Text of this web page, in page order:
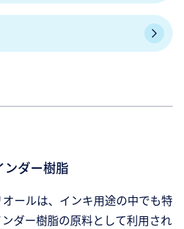
ンダー樹脂
ールは、インキ用途の中でも特
ダー樹脂の原料として利用され